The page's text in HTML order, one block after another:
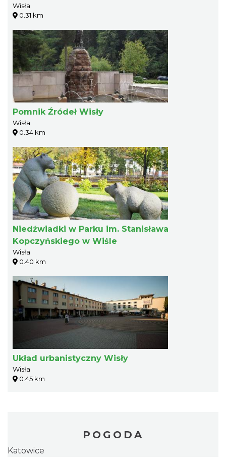
Wisła
0.31 km
Pomnik Źródeł Wisły
Wisła
0.34 km
Niedźwiadki w Parku im. Stanisława
Kopczyńskiego w Wiśle
Wisła
0.40 km
Układ urbanistyczny Wisły
Wisła
0.45 km
POGODA
Katowice